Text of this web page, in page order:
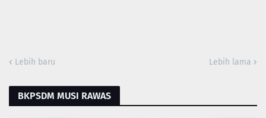
Lebih baru Lebih lama
BKPSDM MUSI RAWAS